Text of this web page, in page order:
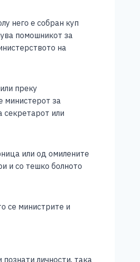
него е собран куп
помошникот за
на
преку
министерот за
секретарот или
или од омилените
и со тешко болното
се министрите и
личности, така